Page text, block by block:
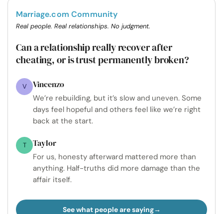
Marriage.com Community
Real people. Real relationships. No judgment.
Can a relationship really recover after
cheating, or is trust permanently broken?
V Vincenzo
We’re rebuilding, but it’s slow and uneven. Some
days feel hopeful and others feel like we’re right
back at the start.
T Taylor
For us, honesty afterward mattered more than
anything. Half-truths did more damage than the
affair itself.
See what people are saying